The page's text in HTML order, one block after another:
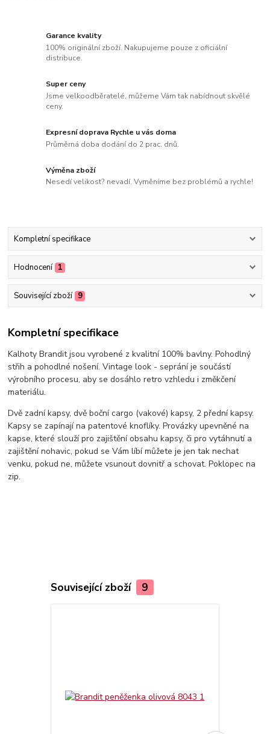
Garance kvality
100% originální zboží. Nakupujeme pouze z oficiální
distribuce.
Super ceny
Jsme velkoodběratelé, můžeme Vám tak nabídnout skvělé
ceny.
Expresní doprava Rychle u vás doma
Průměrná doba dodání do 2 prac. dnů.
Výměna zboží
Nesedí velikost? nevadí. Vyměníme bez problémů a rychle!
Kompletní specifikace
Hodnocení 1
Související zboží 9
Kompletní specifikace
Kalhoty Brandit jsou vyrobené z kvalitní 100% bavlny. Pohodlný
střih a pohodlné nošení. Vintage look - seprání je součástí
výrobního procesu, aby se dosáhlo retro vzhledu i změkčení
materiálu.
Dvě zadní kapsy, dvě boční cargo (vakové) kapsy, 2 přední kapsy.
Kapsy se zapínají na patentové knoflíky. Provázky upevněné na
kapse, které slouží pro zajištění obsahu kapsy, či pro vytáhnutí a
zajištění nohavic, pokud se Vám líbí můžete je jen tak nechat
venku, pokud ne, můžete vsunout dovnitř a schovat. Poklopec na
zip.
Související zboží 9